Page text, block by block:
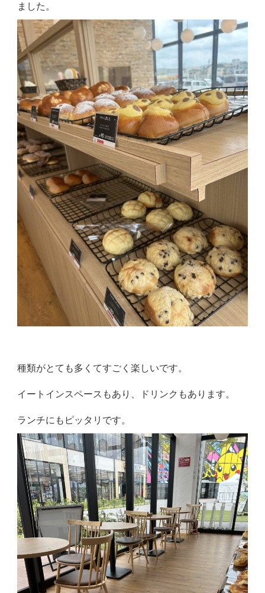
ました。
種類がとても多くてすごく楽しいです。
イートインスペースもあり、ドリンクもあります。
ランチにもピッタリです。